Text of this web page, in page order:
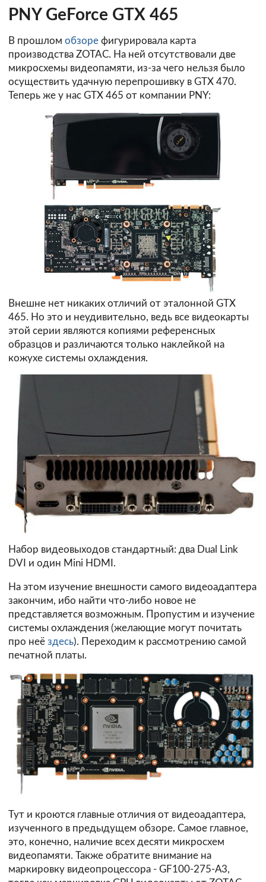
PNY GeForce GTX 465
В прошлом обзоре фигурировала карта
производства ZOTAC. На ней отсутствовали две
микросхемы видеопамяти, из-за чего нельзя было
осуществить удачную перепрошивку в GTX 470.
Теперь же у нас GTX 465 от компании PNY:
Внешне нет никаких отличий от эталонной GTX
465. Но это и неудивительно, ведь все видеокарты
этой серии являются копиями референсных
образцов и различаются только наклейкой на
кожухе системы охлаждения.
Набор видеовыходов стандартный: два Dual Link
DVI и один Mini HDMI.
На этом изучение внешности самого видеоадаптера
закончим, ибо найти что-либо новое не
представляется возможным. Пропустим и изучение
системы охлаждения (желающие могут почитать
про неё здесь). Переходим к рассмотрению самой
печатной платы.
Тут и кроются главные отличия от видеоадаптера,
изученного в предыдущем обзоре. Самое главное,
это, конечно, наличие всех десяти микросхем
видеопамяти. Также обратите внимание на
маркировку видеопроцессора - GF100-275-А3,